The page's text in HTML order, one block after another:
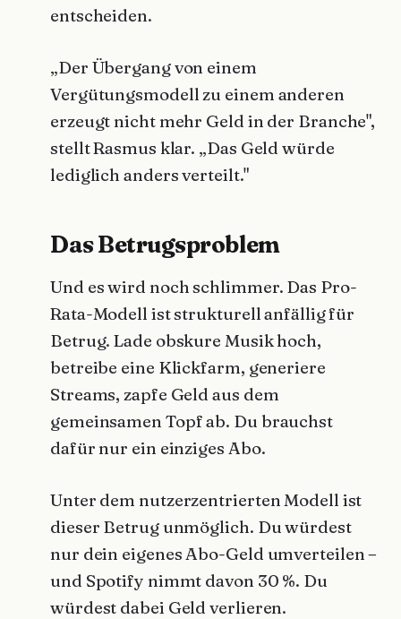
entscheiden.
„Der Übergang von einem
Vergütungsmodell zu einem anderen
erzeugt nicht mehr Geld in der Branche",
stellt Rasmus klar. „Das Geld würde
lediglich anders verteilt."
Das Betrugsproblem
Und es wird noch schlimmer. Das Pro-
Rata-Modell ist strukturell anfällig für
Betrug. Lade obskure Musik hoch,
betreibe eine Klickfarm, generiere
Streams, zapfe Geld aus dem
gemeinsamen Topf ab. Du brauchst
dafür nur ein einziges Abo.
Unter dem nutzerzentrierten Modell ist
dieser Betrug unmöglich. Du würdest
nur dein eigenes Abo-Geld umverteilen –
und Spotify nimmt davon 30 %. Du
würdest dabei Geld verlieren.